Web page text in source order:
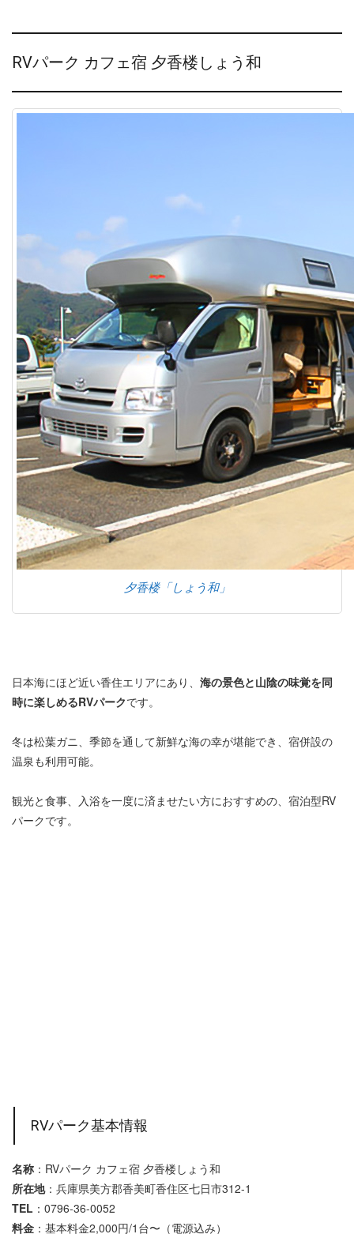
RVパーク カフェ宿 夕香楼しょう和
夕香楼「しょう和」
日本海にほど近い香住エリアにあり、 海の景色と山陰の味覚を同
時に楽しめるRVパークです。
冬は松葉ガニ、季節を通して新鮮な海の幸が堪能でき、宿併設の
温泉も利用可能。
観光と食事、入浴を一度に済ませたい方におすすめの、宿泊型RV
パークです。
RVパーク基本情報
名称 ：RVパーク カフェ宿 夕香楼しょう和
所在地：兵庫県美方郡香美町香住区七日市312-1
TEL ：0796-36-0052
料金 ：基本料金2,000円/1台〜（電源込み）